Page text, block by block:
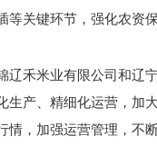
等关键环节，强化农资
辽禾米业有限公司和辽
生产、精细化运营，加
情，加强运营管理，不